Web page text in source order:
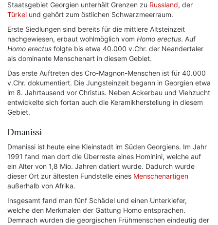
Staatsgebiet Georgien unterhält Grenzen zu Russland, der
Türkei und gehört zum östlichen Schwarzmeerraum.
Erste Siedlungen sind bereits für die mittlere Altsteinzeit
nachgewiesen, erbaut wohlmöglich vom Homo erectus. Auf
Homo erectus folgte bis etwa 40.000 v.Chr. der Neandertaler
als dominante Menschenart in diesem Gebiet.
Das erste Auftreten des Cro-Magnon-Menschen ist für 40.000
v.Chr. dokumentiert. Die Jungsteinzeit begann in Georgien etwa
im 8. Jahrtausend vor Christus. Neben Ackerbau und Viehzucht
entwickelte sich fortan auch die Keramikherstellung in diesem
Gebiet.
Dmanissi
Dmanissi ist heute eine Kleinstadt im Süden Georgiens. Im Jahr
1991 fand man dort die Überreste eines Hominini, welche auf
ein Alter von 1,8 Mio. Jahren datiert wurde. Dadurch wurde
dieser Ort zur ältesten Fundstelle eines Menschenartigen
außerhalb von Afrika.
Insgesamt fand man fünf Schädel und einen Unterkiefer,
welche den Merkmalen der Gattung Homo entsprachen.
Demnach wurden die georgischen Frühmenschen eindeutig der